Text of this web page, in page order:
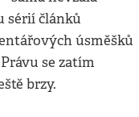
sérií článků
úsměšků
se zatím
brzy.